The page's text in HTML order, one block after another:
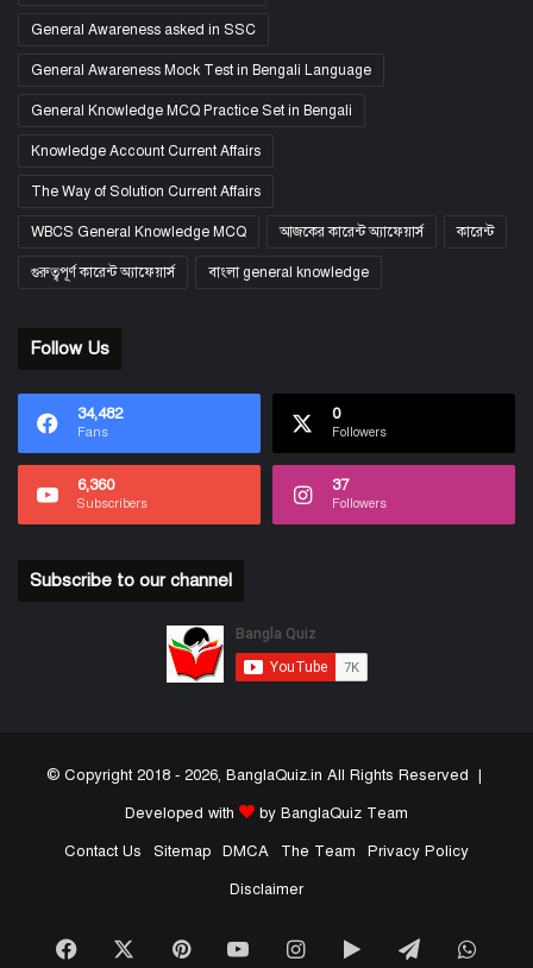
General Awareness asked in SSC
General Awareness Mock Test in Bengali Language
General Knowledge MCQ Practice Set in Bengali
Knowledge Account Current Affairs
The Way of Solution Current Affairs
WBCS General Knowledge MCQ আজকের কারেন্ট অ্যাফেয়ার্স কারেন্ট
গুরুত্বপূর্ণ কারেন্ট অ্যাফেয়ার্স বাংলা general knowledge
Follow Us
34,482
Fans
0
Followers
6,360
Subscribers
37
Followers
Subscribe to our channel
© Copyright 2018 - 2026, BanglaQuiz.in All Rights Reserved |
Developed with
by BanglaQuiz Team
Contact Us
Sitemap DMCA The Team
Privacy Policy
Disclaimer
Facebook PinterestYouTubeInstagram
GoogleTelegram